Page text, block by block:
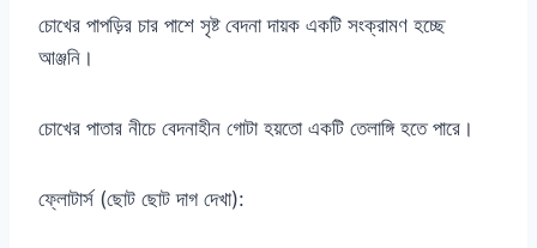
চোখের পাপড়ির চার পাশে সৃষ্ট বেদনা দায়ক একটি সংক্রামণ হচ্ছে
আঞ্জনি।
চোখের পাতার নীচে বেদনাহীন গোটা হয়তো একটি তেলাঙ্গি হতে পারে।
ফ্লোটার্স (ছোট ছোট দাগ দেখা):